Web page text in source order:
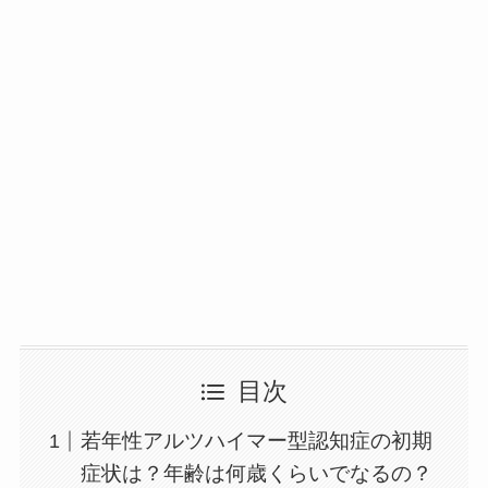
目次
若年性アルツハイマー型認知症の初期
症状は？年齢は何歳くらいでなるの？